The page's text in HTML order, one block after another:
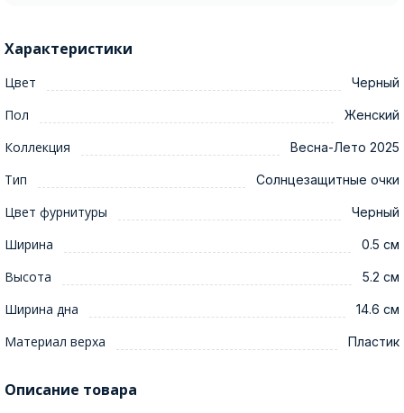
Характеристики
Цвет Черный
Пол Женский
Коллекция Весна-Лето 2025
Тип Солнцезащитные очки
Цвет фурнитуры Черный
Ширина 0.5 см
Высота 5.2 см
Ширина дна 14.6 см
Материал верха Пластик
Описание товара